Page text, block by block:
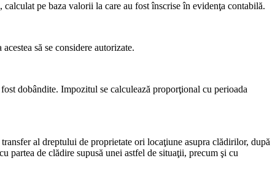
pe baza valorii la care au fost înscrise în evidenţa contabilă.
să se considere autorizate.
dobândite. Impozitul se calculează proporţional cu perioada
al dreptului de proprietate ori locaţiune asupra clădirilor, după
partea de clădire supusă unei astfel de situaţii, precum şi cu